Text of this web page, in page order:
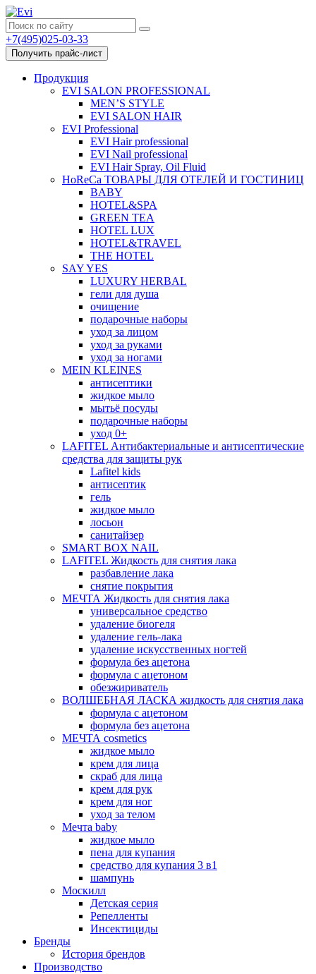
+7(495)025-03-33
Получить прайс-лист
Продукция
EVI SALON PROFESSIONAL
MEN’S STYLE
EVI SALON HAIR
EVI Professional
EVI Hair professional
EVI Nail professional
EVI Hair Spray, Oil Fluid
HoReCa ТОВАРЫ ДЛЯ ОТЕЛЕЙ И ГОСТИНИЦ
BABY
HOTEL&SPA
GREEN TEA
HOTEL LUX
HOTEL&TRAVEL
THE HOTEL
SAY YES
LUXURY HERBAL
гели для душа
очищение
подарочные наборы
уход за лицом
уход за руками
уход за ногами
MEIN KLEINES
антисептики
жидкое мыло
мытьё посуды
подарочные наборы
уход 0+
LAFITEL Антибактериальные и антисептические
средства для защиты рук
Lafitel kids
антисептик
гель
жидкое мыло
лосьон
санитайзер
SMART BOX NAIL
LAFITEL Жидкость для снятия лака
разбавление лака
снятие покрытия
МЕЧТА Жидкость для снятия лака
универсальное средство
удаление биогеля
удаление гель-лака
удаление искусственных ногтей
формула без ацетона
формула с ацетоном
обезжириватель
ВОЛШЕБНАЯ ЛАСКА жидкость для снятия лака
формула с ацетоном
формула без ацетона
МЕЧТА cosmetics
жидкое мыло
крем для лица
скраб для лица
крем для рук
крем для ног
уход за телом
Мечта baby
жидкое мыло
пена для купания
средство для купания 3 в1
шампунь
Москилл
Детская серия
Репелленты
Инсектициды
Бренды
История брендов
Производство